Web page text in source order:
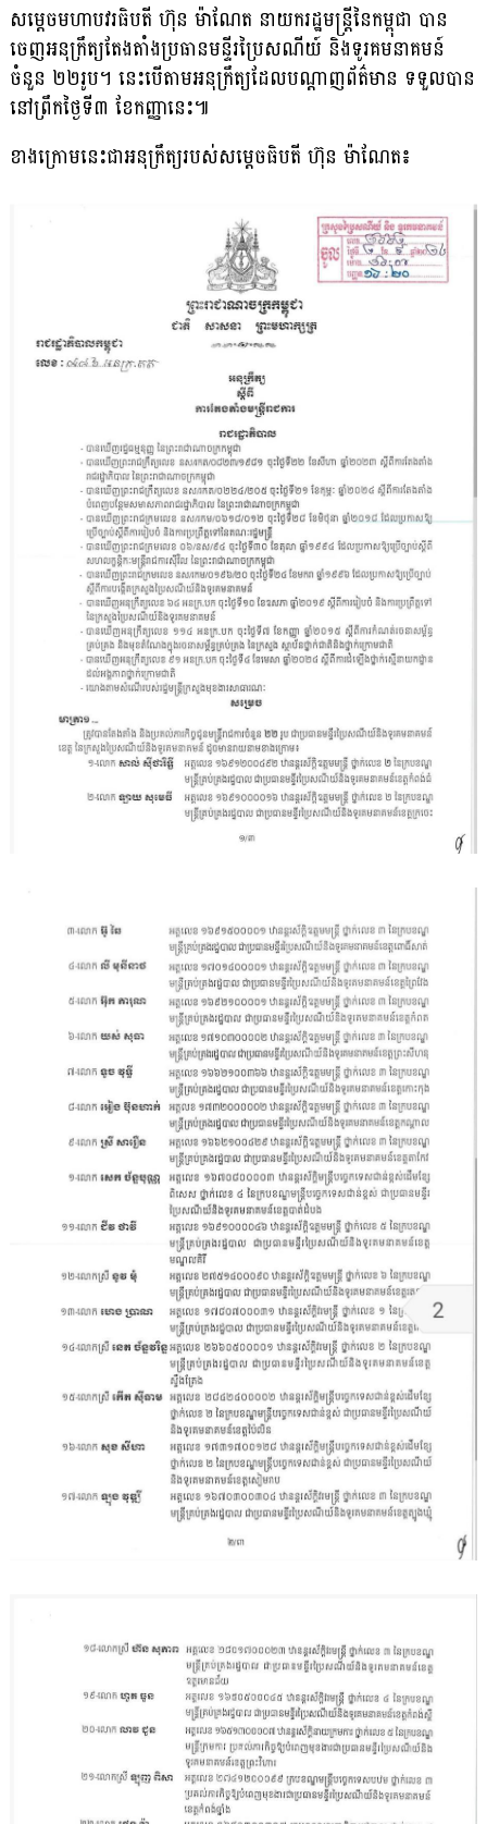
សម្តេចមហាបវរធិបតី ហ៊ុន ម៉ាណែត នាយករដ្ឋមន្ត្រីនៃកម្ពុជា បាន
ចេញអនុក្រឹត្យតែងតាំងប្រធានមន្ទីរប្រៃសណីយ៍ និងទូរគមនាគមន៍
ចំនួន ២២រូប។ នេះបើតាមអនុក្រឹត្យដែលបណ្តាញព័ត៌មាន ទទួលបាន
នៅព្រឹកថ្ងៃទី៣ ខែកញ្ញានេះ៕
ខាងក្រោមនេះជាអនុក្រឹត្យរបស់សម្តេចធិបតី ហ៊ុន ម៉ាណែត៖